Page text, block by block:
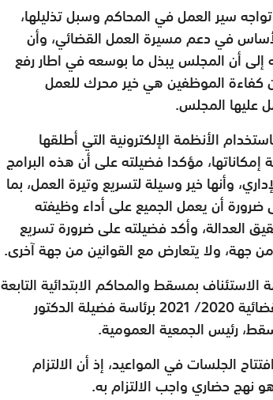
سير العمل في المحاكم وسبل تذليلها،
في دعم مسيرة العمل القضائي، وأن
أن المجلس يبذل ما بوسعه في اطار رفع
كفاءة الموظفين هي خير محرك للعمل
عليها المجلس.
الأنظمة الإلكترونية التي أطلقها
مؤكدا فضيلته على أن هذه البرامج
وأنها خير وسيلة لتسريع وتيرة العمل، بما
ضرورة أن يعمل الجميع على أداء وظيفته
العدالة، وأكد فضيلته على ضرورة تسريع
جهة، ولا يتعارض مع القوانين من جهة آخرى.
بمسقط والمحاكم الابتدائية التابعة
لها (مسقط وقريات)، اليوم ، اجتماعها الأول للسنة القضائية 2020/ 2021 برئاسة فضيلة الدكتور
رئيس الجمعية العمومية.
الجلسات في المواعيد، إذ أن الالتزام
نهج حضاري واجب الالتزام به.